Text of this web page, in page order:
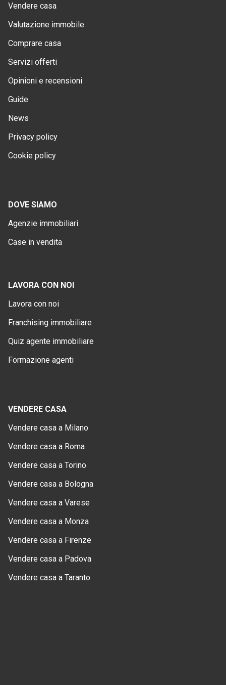
Vendere casa
Valutazione immobile
Comprare casa
Servizi offerti
Opinioni e recensioni
Guide
News
Privacy policy
Cookie policy
DOVE SIAMO
Agenzie immobiliari
Case in vendita
LAVORA CON NOI
Lavora con noi
Franchising immobiliare
Quiz agente immobiliare
Formazione agenti
VENDERE CASA
Vendere casa a Milano
Vendere casa a Roma
Vendere casa a Torino
Vendere casa a Bologna
Vendere casa a Varese
Vendere casa a Monza
Vendere casa a Firenze
Vendere casa a Padova
Vendere casa a Taranto